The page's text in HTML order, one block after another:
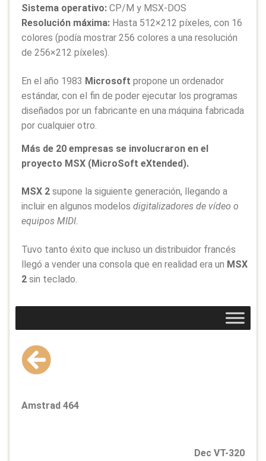
Sistema operativo: CP/M y MSX-DOS
Resolución máxima: Hasta 512×212 píxeles, con 16
colores (podía mostrar 256 colores a una resolución
de 256×212 píxeles).
En el año 1983 Microsoft propone un ordenador
estándar, con el fin de poder ejecutar los programas
diseñados por un fabricante en una máquina fabricada
por cualquier otro.
Más de 20 empresas se involucraron en el
proyecto MSX (MicroSoft eXtended).
MSX 2 supone la siguiente generación, llegando a
incluir en algunos modelos digitalizadores de vídeo o
equipos MIDI.
Tuvo tanto éxito que incluso un distribuidor francés
llegó a vender una consola que en realidad era un MSX
2 sin teclado.
Amstrad 464
Dec VT-320